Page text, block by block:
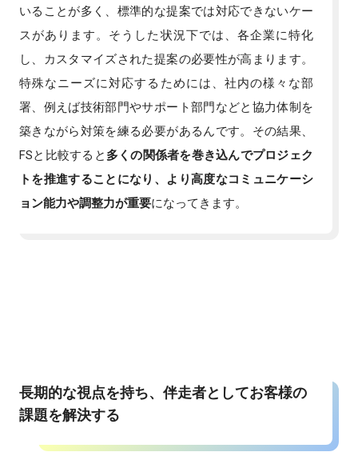
いることが多く、標準的な提案では対応できないケー
スがあります。そうした状況下では、各企業に特化
し、カスタマイズされた提案の必要性が高まります。
特殊なニーズに対応するためには、社内の様々な部
署、例えば技術部門やサポート部門などと協力体制を
築きながら対策を練る必要があるんです。その結果、
FSと比較すると多くの関係者を巻き込んでプロジェク
トを推進することになり、より高度なコミュニケーシ
ョン能力や調整力が重要になってきます。
長期的な視点を持ち、伴走者としてお客様の
課題を解決する